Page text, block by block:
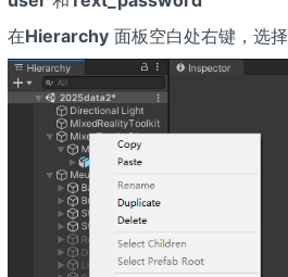
在Hierarchy面板空白处右键，选择